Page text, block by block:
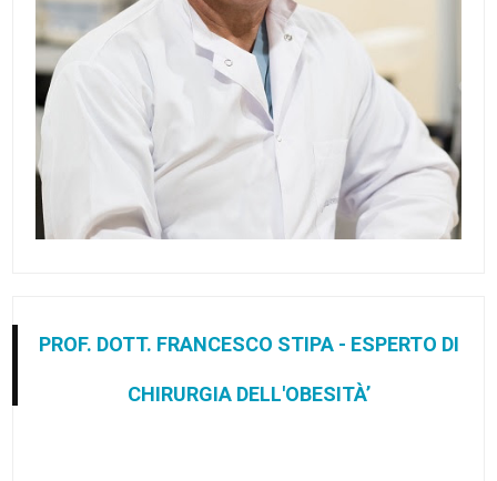
PROF. DOTT. FRANCESCO STIPA - ESPERTO DI
CHIRURGIA DELL'OBESITÀ’